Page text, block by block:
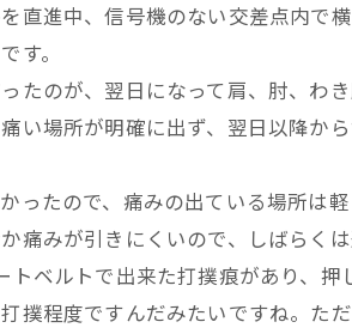
直進中、信号機のない交差点内で
す。
たのが、翌日になって肩、肘、わ
い場所が明確に出ず、翌日以降
ったので、痛みの出ている場所は
痛みが引きにくいので、しばらく
ベルトで出来た打撲痕があり、押
撲程度ですんだみたいですね。た